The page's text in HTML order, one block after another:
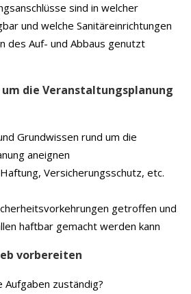
sind in welcher
und welche Sanitäreinrichtungen
des Auf- und Abbaus genutzt
die Veranstaltungsplanung
Grundwissen rund um die
aneignen
Versicherungsschutz, etc.
getroffen und
haftbar gemacht werden kann
vorbereiten
zuständig?